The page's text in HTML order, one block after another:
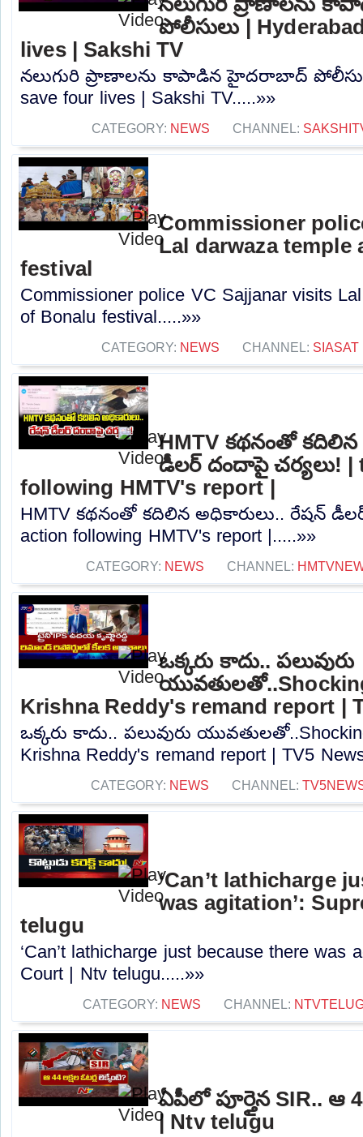
పోలీసులు |
lives | Sakshi TV
నలుగురి ప్రాణాలను కాపాడిన హైదరాబాద్
save four lives | Sakshi TV.....»»
CATEGORY: NEWS CHANNEL:
Commissioner
Lal darwaza temple
festival
Commissioner police VC Sajjanar visits
of Bonalu festival.....»»
CATEGORY: NEWS CHANNEL: SIASAT
HMTV కథనంతో
డీలర్ దందాపై చర్యలు! |
following HMTV's report |
HMTV కథనంతో కదిలిన అధికారులు.. రేషన్
action following HMTV's report |.....»»
CATEGORY: NEWS CHANNEL:
ఒక్కరు కాదు.. పలువురు
Krishna Reddy's remand report |
ఒక్కరు కాదు.. పలువురు
Krishna Reddy's remand report | TV5
CATEGORY: NEWS CHANNEL:
‘Can’t lathicharge
was agitation’:
telugu
‘Can’t lathicharge just because there was
Court | Ntv telugu.....»»
CATEGORY: NEWS CHANNEL:
ఏపీలో పూర్తైన SIR.. ఆ
| Ntv telugu